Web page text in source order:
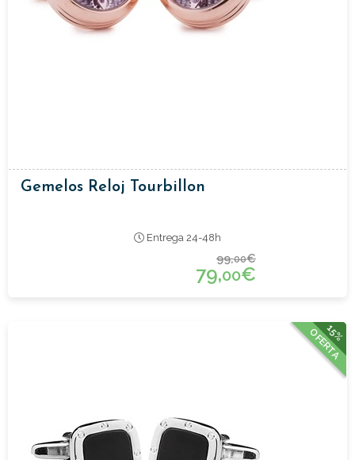
Gemelos Reloj Tourbillon
Entrega 24-48h
99,00€
79,00€
15%
OFERTA